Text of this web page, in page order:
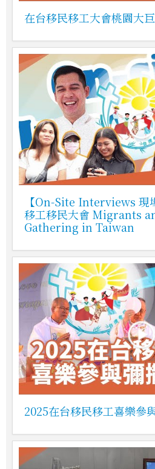
在台移民移工大會桃園大
【On-Site Interviews 現
移工移民大會 Migrants
Gathering in Taiwan
2025在台移民移工喜樂參